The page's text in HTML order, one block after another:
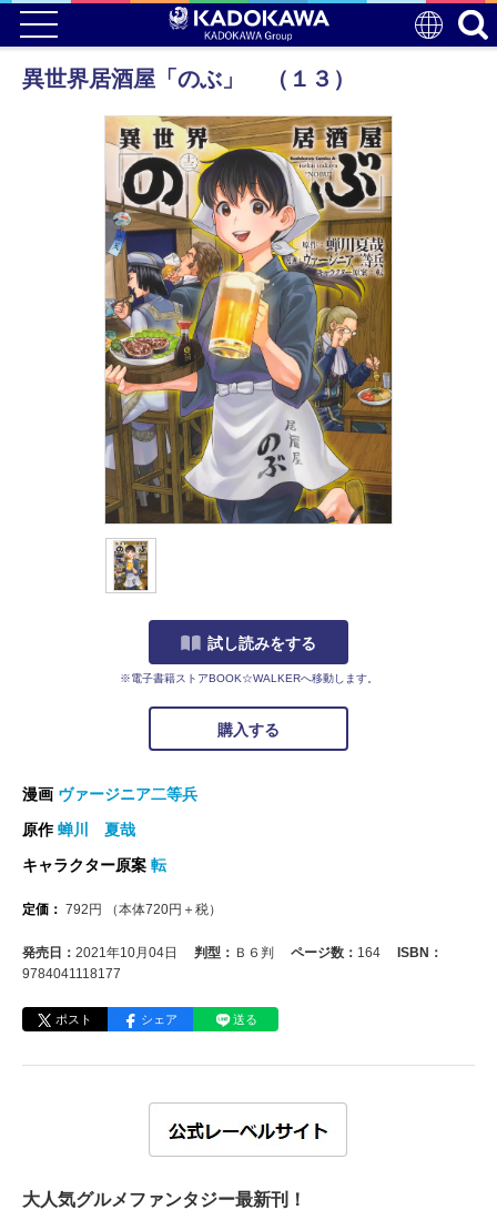
異世界居酒屋「のぶ」 （１３）
試し読みをする
※電子書籍ストアBOOK☆WALKERへ移動します。
購入する
漫画 ヴァージニア二等兵
原作蝉川 夏哉
キャラクター原案 転
定価： 792 円 （本体720円＋税）
発売日： 2021年10月04日 判型： Ｂ６判 ページ数： 164
ISBN：
9784041118177
ポスト シェア 送る
大人気グルメファンタジー最新刊！